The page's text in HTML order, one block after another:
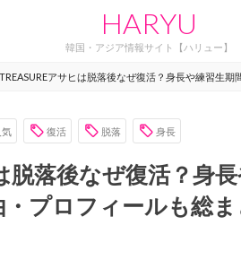
HARYU
韓国・アジア情報サイト【ハリュー】
TREASUREアサヒは脱落後なぜ復活？身長や練習生
気 復活 脱落 身長
脱落後なぜ復活？身
プロフィールも総